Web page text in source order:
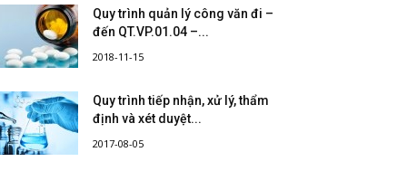
Quy trình quản lý công văn đi –
đến QT.VP.01.04 –...
2018-11-15
Quy trình tiếp nhận, xử lý, thẩm
định và xét duyệt...
2017-08-05